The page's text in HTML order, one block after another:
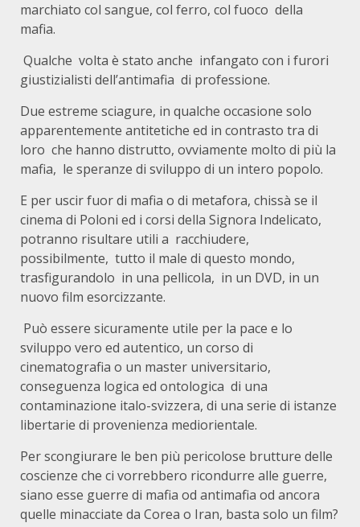
marchiato col sangue, col ferro, col fuoco della
mafia.
Qualche volta è stato anche infangato con i furori
giustizialisti dell’antimafia di professione.
Due estreme sciagure, in qualche occasione solo
apparentemente antitetiche ed in contrasto tra di
loro che hanno distrutto, ovviamente molto di più la
mafia, le speranze di sviluppo di un intero popolo.
E per uscir fuor di mafia o di metafora, chissà se il
cinema di Poloni ed i corsi della Signora Indelicato,
potranno risultare utili a racchiudere,
possibilmente, tutto il male di questo mondo,
trasfigurandolo in una pellicola, in un DVD, in un
nuovo film esorcizzante.
Può essere sicuramente utile per la pace e lo
sviluppo vero ed autentico, un corso di
cinematografia o un master universitario,
conseguenza logica ed ontologica di una
contaminazione italo-svizzera, di una serie di istanze
libertarie di provenienza mediorientale.
Per scongiurare le ben più pericolose brutture delle
coscienze che ci vorrebbero ricondurre alle guerre,
siano esse guerre di mafia od antimafia od ancora
quelle minacciate da Corea o Iran, basta solo un film?